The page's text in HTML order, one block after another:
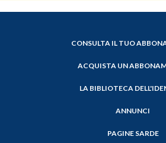
CONSULTA IL TUO
ACQUISTA UN
LA BIBLIOTECA
ANNUNCI
PAGINE SARDE